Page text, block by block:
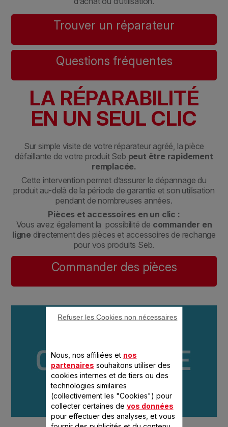
Trouver un réparateur
Questions fréquentes
LA RÉPARABILITÉ
EN UN SEUL CLIC
Sur simple visite de votre réparateur agréé, la pièce
défaillante de votre produit Seb peut être rapidement
remplacée.
Cette intervention permet d’assurer le dépannage du
produit au-delà de la période de garantie et son utilisation
pendant de nombreuses années.
Pièces et accessoires en un clic :
Vous avez également la possibilité de commander en
ligne directement des pièces et accessoires de rechange
pour vos produits Seb.
Commander des pièces
Nous, nos affiliées et nos
partenaires souhaitons utiliser des
cookies internes et de tiers ou des
technologies similaires
(collectivement les "Cookies") pour
collecter certaines de vos données
pour effectuer des analyses, et vous
Refuser les Cookies non nécessaires